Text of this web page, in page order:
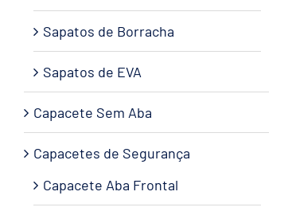
Sapatos de Borracha
Sapatos de EVA
Capacete Sem Aba
Capacetes de Segurança
Capacete Aba Frontal